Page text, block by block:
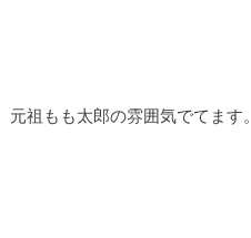
元祖もも太郎の雰囲気でてます。